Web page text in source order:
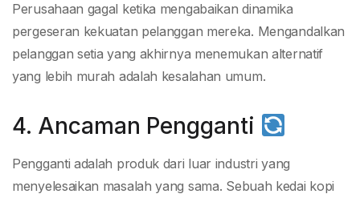
Perusahaan gagal ketika mengabaikan dinamika
pergeseran kekuatan pelanggan mereka. Mengandalkan
pelanggan setia yang akhirnya menemukan alternatif
yang lebih murah adalah kesalahan umum.
4. Ancaman Pengganti
Pengganti adalah produk dari luar industri yang
menyelesaikan masalah yang sama. Sebuah kedai kopi